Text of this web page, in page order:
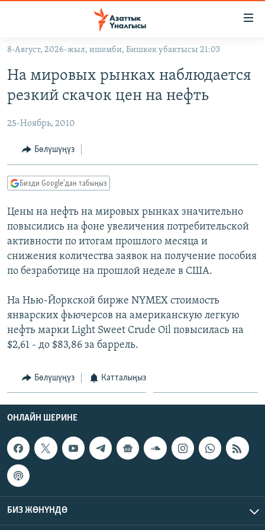
Навигацияга
өтүңүз
салыңыз
КЫРГЫЗСТАН
САЯСАТ
ЭКОНОМИКА
ДҮЙНӨ
ДҮЙНӨ
БОРБОР АЗИЯ
УКРАИНА
АТАЙЫН ИЛИКТӨӨ
БҮГҮН АЗАТТЫКТА
ЭКСПЕРТТЕР ТАЛДАЙТ
БИЗ ЖАНА ДҮЙНӨ
ДАНИСТЕ
ЭЖЕ-СИҢДИЛЕР
АЗАТТЫК+
ЫҢГАЙСЫЗ СУРООЛОР
ПОДКАСТ
ӨЗГӨЧӨ ПИКИР
Русский
ОНЛАЙН ШЕРИНЕ
8-Август, 2026-жыл, ишемби, Бишкек убактысы 21:03
На мировых рынках наблюдается
резкий скачок цен на нефть
25-Ноябрь, 2010
Бөлүшүңүз
Бизди Google'дан табыңыз
Цены на нефть на мировых рынках значительно
повысились на фоне увеличения потребительской
активности по итогам прошлого месяца и
снижения количества заявок на получение пособия
по безработице на прошлой неделе в США.
На Нью-Йоркской бирже NYMEХ стоимость
январских фьючерсов на американскую легкую
нефть марки Light Sweet Crude Oil повысилась на
$2,61 - до $83,86 за баррель.
Бөлүшүңүз Катталыңыз
ОНЛАЙН ШЕРИНЕ
БИЗ ЖӨНҮНДӨ